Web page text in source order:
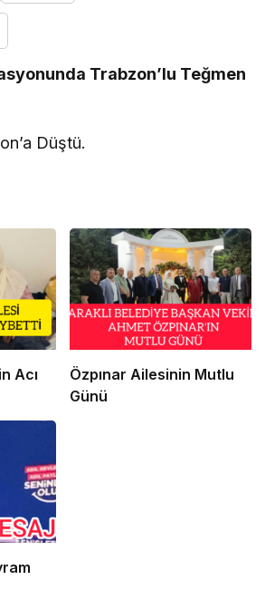
Trabzon’lu Teğmen
Düştü.
Acı
Özpınar Ailesinin Mutlu
Günü